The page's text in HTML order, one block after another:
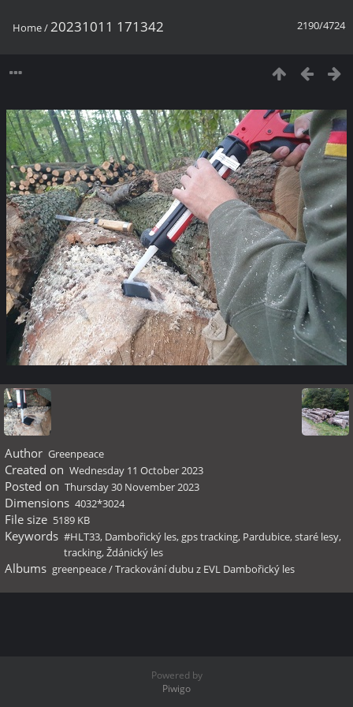
2190/4724
Home/20231011 171342
Author Greenpeace
Created on Wednesday 11 October 2023
Posted on Thursday 30 November 2023
Dimensions 4032*3024
File size 5189 KB
Keywords #HLT33, Dambořický les, gps tracking, Pardubice,staré lesy,
tracking,Ždánický les
Albums greenpeace/Trackování dubu z EVL Dambořický les
Powered by
Piwigo